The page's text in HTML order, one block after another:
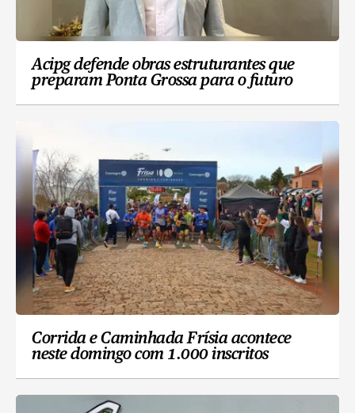
Acipg defende obras estruturantes que
preparam Ponta Grossa para o futuro
Corrida e Caminhada Frísia acontece
neste domingo com 1.000 inscritos